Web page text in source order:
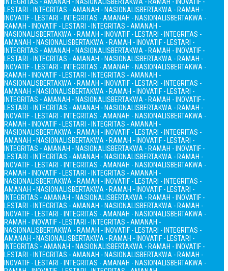
LESTARI - INTEGRITAS - AMANAH - NASIONALISBERTAKWA - RAMAH -
INOVATIF - LESTARI - INTEGRITAS - AMANAH - NASIONALISBERTAKWA -
RAMAH - INOVATIF - LESTARI - INTEGRITAS - AMANAH -
NASIONALISBERTAKWA - RAMAH - INOVATIF - LESTARI - INTEGRITAS -
AMANAH - NASIONALISBERTAKWA - RAMAH - INOVATIF - LESTARI -
INTEGRITAS - AMANAH - NASIONALISBERTAKWA - RAMAH - INOVATIF -
LESTARI - INTEGRITAS - AMANAH - NASIONALISBERTAKWA - RAMAH -
INOVATIF - LESTARI - INTEGRITAS - AMANAH - NASIONALISBERTAKWA -
RAMAH - INOVATIF - LESTARI - INTEGRITAS - AMANAH -
NASIONALISBERTAKWA - RAMAH - INOVATIF - LESTARI - INTEGRITAS -
AMANAH - NASIONALISBERTAKWA - RAMAH - INOVATIF - LESTARI -
INTEGRITAS - AMANAH - NASIONALISBERTAKWA - RAMAH - INOVATIF -
LESTARI - INTEGRITAS - AMANAH - NASIONALISBERTAKWA - RAMAH -
INOVATIF - LESTARI - INTEGRITAS - AMANAH - NASIONALISBERTAKWA -
RAMAH - INOVATIF - LESTARI - INTEGRITAS - AMANAH -
NASIONALISBERTAKWA - RAMAH - INOVATIF - LESTARI - INTEGRITAS -
AMANAH - NASIONALISBERTAKWA - RAMAH - INOVATIF - LESTARI -
INTEGRITAS - AMANAH - NASIONALISBERTAKWA - RAMAH - INOVATIF -
LESTARI - INTEGRITAS - AMANAH - NASIONALISBERTAKWA - RAMAH -
INOVATIF - LESTARI - INTEGRITAS - AMANAH - NASIONALISBERTAKWA -
RAMAH - INOVATIF - LESTARI - INTEGRITAS - AMANAH -
NASIONALISBERTAKWA - RAMAH - INOVATIF - LESTARI - INTEGRITAS -
AMANAH - NASIONALISBERTAKWA - RAMAH - INOVATIF - LESTARI -
INTEGRITAS - AMANAH - NASIONALISBERTAKWA - RAMAH - INOVATIF -
LESTARI - INTEGRITAS - AMANAH - NASIONALISBERTAKWA - RAMAH -
INOVATIF - LESTARI - INTEGRITAS - AMANAH - NASIONALISBERTAKWA -
RAMAH - INOVATIF - LESTARI - INTEGRITAS - AMANAH -
NASIONALISBERTAKWA - RAMAH - INOVATIF - LESTARI - INTEGRITAS -
AMANAH - NASIONALISBERTAKWA - RAMAH - INOVATIF - LESTARI -
INTEGRITAS - AMANAH - NASIONALISBERTAKWA - RAMAH - INOVATIF -
LESTARI - INTEGRITAS - AMANAH - NASIONALISBERTAKWA - RAMAH -
INOVATIF - LESTARI - INTEGRITAS - AMANAH - NASIONALISBERTAKWA -